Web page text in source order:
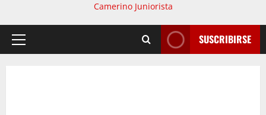
Camerino Juniorista
SUSCRIBIRSE